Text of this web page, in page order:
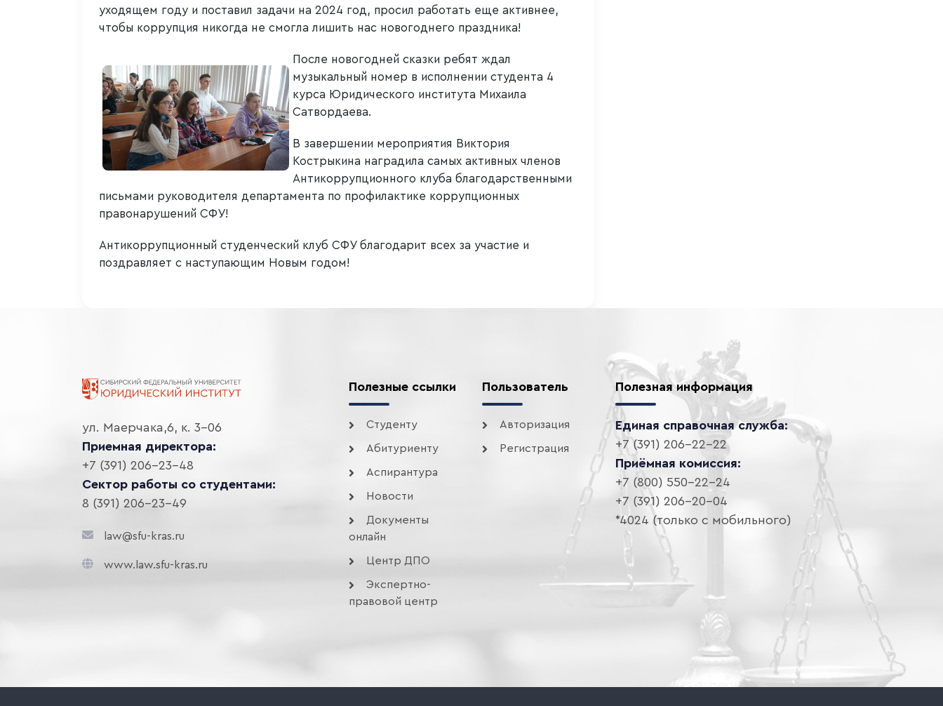
уходящем году и поставил задачи на 2024 год, просил работать еще активнее,
чтобы коррупция никогда не смогла лишить нас новогоднего праздника!
После новогодней сказки ребят ждал
музыкальный номер в исполнении студента 4
курса Юридического института Михаила
Сатвордаева.
В завершении мероприятия Виктория
Кострыкина наградила самых активных членов
Антикоррупционного клуба благодарственными
письмами руководителя департамента по профилактике коррупционных
правонарушений СФУ!
Антикоррупционный студенческий клуб СФУ благодарит всех за участие и
поздравляет с наступающим Новым годом!
ул. Маерчака,6, к. 3-06
Приемная директора:
+7 (391) 206-23-48
Сектор работы со студентами:
8 (391) 206-23-49
law@sfu-kras.ru
www.law.sfu-kras.ru
Полезные ссылки
Студенту
Абитуриенту
Аспирантура
Новости
Документы
онлайн
Центр ДПО
Экспертно-
правовой центр
Пользователь
Авторизация
Регистрация
Полезная информация
Единая справочная служба:
+7 (391) 206-22-22
Приёмная комиссия:
+7 (800) 550-22-24
+7 (391) 206-20-04
*4024 (только с мобильного)